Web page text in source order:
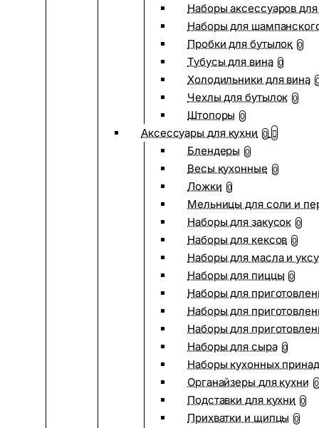
Наборы аксессуаров
Наборы для
Пробки для бутылок 0
Тубусы для вина 0
Холодильники для вина
Чехлы для бутылок 0
Штопоры 0
Аксессуары для кухни 0
Блендеры 0
Весы кухонные 0
Ложки 0
Мельницы для соли и
Наборы для закусок 0
Наборы для кексов 0
Наборы для масла и
Наборы для пиццы 0
Наборы для
Наборы для
Наборы для
Наборы для сыра 0
Наборы кухонных
Органайзеры для кухни 0
Подставки для кухни 0
Прихватки и щипцы 0